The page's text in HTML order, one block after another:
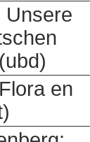
Unsere
en